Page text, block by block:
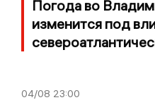
Погода во
изменится под
04/08 23:00